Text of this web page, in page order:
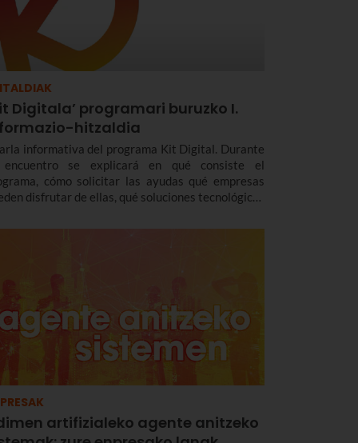
Digitala’ programari buruzko I.
hitzaldia
informativa del programa Kit Digital. Durante
se explicará en qué consiste el
cómo solicitar las ayudas qué empresas
disfrutar de ellas, qué soluciones tecnológicas
artifizialeko agente anitzeko